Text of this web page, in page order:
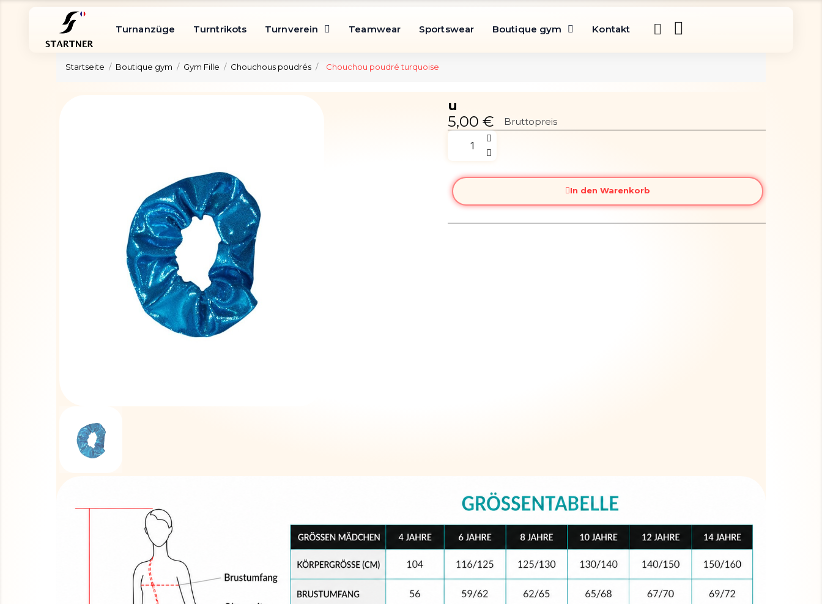
Turnanzüge Turntrikots Turnverein Teamwear Sportswear Boutique gym Kontakt
Startseite Boutique gym Gym Fille Chouchous poudrés Chouchou poudré turquoise
u
5,00 € Bruttopreis
In den Warenkorb